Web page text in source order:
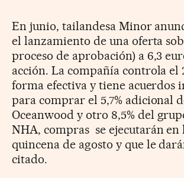
En junio, tailandesa Minor
el lanzamiento de una oferta
proceso de aprobación) a 6,3
acción. La compañía controla el
forma efectiva y tiene acuerdos
para comprar el 5,7% adicional
Oceanwood y otro 8,5% del
NHA, compras se ejecutarán en
quincena de agosto y que le
citado.